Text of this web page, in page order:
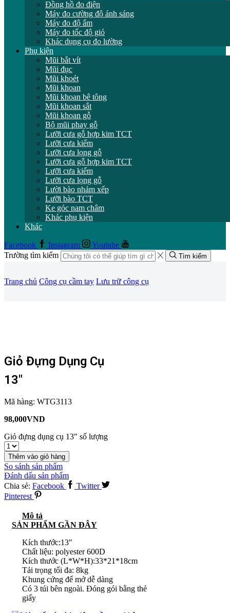
Đồng hồ đo điện
Máy đo cường độ ánh sáng
Máy đo độ ẩm
Máy đo tốc độ gió
Khác dụng cụ đo lường
Phụ kiện
Mũi bắt vít
Mũi đục
Mũi khoét
Mũi khoan
Mũi khoan bê tông
Mũi khoan sắt
Mũi khoan gỗ
Bộ mũi phay gỗ
Lưỡi cưa gỗ hợp kim TCT
Lưỡi cưa kiếm
Lưỡi cưa lọng gỗ
Lưỡi cưa gỗ hợp kim TCT
Lưỡi cưa kiếm
Lưỡi cưa lọng gỗ
Lười bào nhám xếp
Lưỡi bào TCT
Ke góc nam châm
Khác phụ kiện
Khác
Facebook Instagram
Youtube
Trường tìm kiếm
Tìm kiếm
Trang chủ Công cụ cầm tay Lưu trữ công cụ
Giỏ Đựng Dụng Cụ
13″
Mã hàng: WTG3113
98,000VND
Giỏ đựng dụng cụ 13" số lượng
Thêm vào giỏ hàng
So sánh sản phẩm
Đánh dấu sản phẩm
Chia sẻ: Facebook
Twitter
Pinterest
Mô tả
SẢN PHẨM GẦN ĐÂY
Kích thước:13″
Chất liệu: polyester 600D
Kích thước (L*W*H):33*21*18cm
Tải trọng tối đa: 8kg
Khung cứng để mở dễ dàng
Có 3 túi bên ngoài. Đóng gói bằng thẻ
giấy